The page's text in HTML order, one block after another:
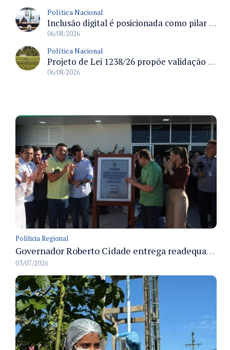
Política Nacional
Inclusão digital é posicionada como pilar essencial da reurbanização de favelas e periferias
06/08/2026
Política Nacional
Projeto de Lei 1238/26 propõe validação automática do Cadastro Ambiental Rural para imóveis de até quatro módulos fiscais
06/08/2026
Políticia Regional
Governador Roberto Cidade entrega readequação do ambulatório da FCecon e amplia capacidade de atendimento oncológico em Manaus
03/07/2026